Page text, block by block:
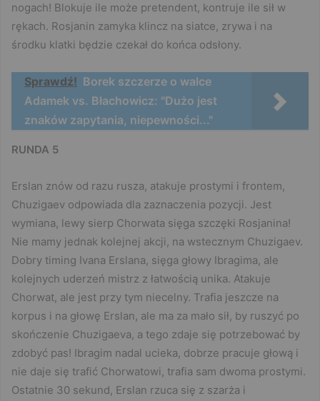
nogach! Blokuje ile może pretendent, kontruje ile sił w
rękach. Rosjanin zamyka klincz na siatce, zrywa i na
środku klatki będzie czekał do końca odsłony.
Sprawdź! Borek szczerze o walce
Adamek vs. Błachowicz: "Dużo jest
znaków zapytania, niepewności..."
RUNDA 5
Erslan znów od razu rusza, atakuje prostymi i frontem,
Chuzigaev odpowiada dla zaznaczenia pozycji. Jest
wymiana, lewy sierp Chorwata sięga szczęki Rosjanina!
Nie mamy jednak kolejnej akcji, na wstecznym Chuzigaev.
Dobry timing Ivana Erslana, sięga głowy Ibragima, ale
kolejnych uderzeń mistrz z łatwością unika. Atakuje
Chorwat, ale jest przy tym niecelny. Trafia jeszcze na
korpus i na głowę Erslan, ale ma za mało sił, by ruszyć po
skończenie Chuzigaeva, a tego zdaje się potrzebować by
zdobyć pas! Ibragim nadal ucieka, dobrze pracuje głową i
nie daje się trafić Chorwatowi, trafia sam dwoma prostymi.
Ostatnie 30 sekund, Erslan rzuca się z szarża i